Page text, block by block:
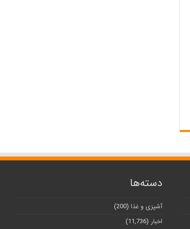
دسته‌ها
آشپزی و غذا (200)
اخبار (11,736)